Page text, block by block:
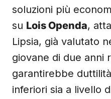
soluzioni più
su Lois Openda,
Lipsia, già valutato
giovane di due anni
garantirebbe
inferiori sia a livello